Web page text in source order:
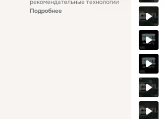
рекомендательные технологии
Подробнее